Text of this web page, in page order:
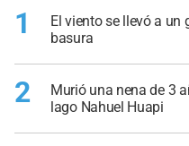
1
El viento se llevó a un
basura
2
Murió una nena de 3
lago Nahuel Huapi